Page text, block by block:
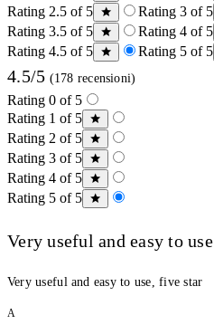
Rating 2.5 of 5
Rating 3 of 5
Rating 3.5 of 5
Rating 4 of 5
Rating 4.5 of 5
Rating 5 of 5
4.5/5 (178 recensioni)
Rating 0 of 5
Rating 1 of 5
Rating 2 of 5
Rating 3 of 5
Rating 4 of 5
Rating 5 of 5
Very useful and easy to use
Very useful and easy to use, five star
A